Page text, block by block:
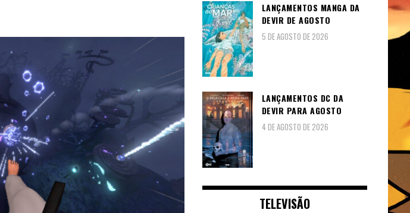
LANÇAMENTOS MANGA DA
DEVIR DE AGOSTO
5 DE AGOSTO DE 2026
LANÇAMENTOS DC DA
DEVIR PARA AGOSTO
4 DE AGOSTO DE 2026
TELEVISÃO